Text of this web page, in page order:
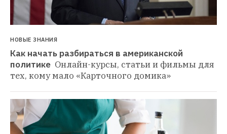
НОВЫЕ ЗНАНИЯ
Как начать разбираться в американской
политике Онлайн-курсы, статьи и фильмы для
тех, кому мало «Карточного домика»